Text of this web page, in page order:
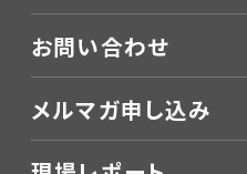
お問い合わせ
メルマガ申し込み